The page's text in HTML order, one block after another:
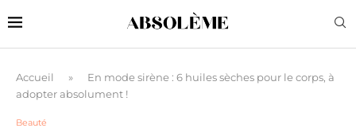
Accueil »
En mode sirène : 6 huiles sèches pour le corps, à
adopter absolument !
Beauté